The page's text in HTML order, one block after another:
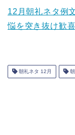
12月朝礼ネタ例
悩を突き抜け歓
朝礼ネタ 12月 朝